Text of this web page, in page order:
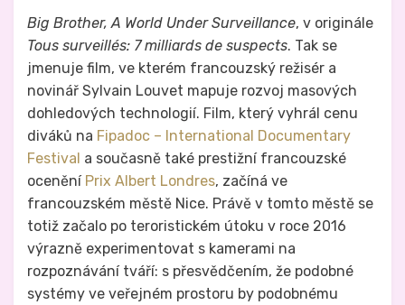
Big Brother, A World Under Surveillance, v originále
Tous surveillés: 7 milliards de suspects. Tak se
jmenuje film, ve kterém francouzský režisér a
novinář Sylvain Louvet mapuje rozvoj masových
dohledových technologií. Film, který vyhrál cenu
diváků na Fipadoc – International Documentary
Festival a současně také prestižní francouzské
ocenění Prix Albert Londres, začíná ve
francouzském městě Nice. Právě v tomto městě se
totiž začalo po teroristickém útoku v roce 2016
výrazně experimentovat s kamerami na
rozpoznávání tváří: s přesvědčením, že podobné
systémy ve veřejném prostoru by podobnému